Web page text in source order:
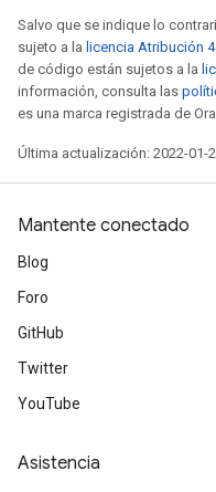
Salvo que se indique lo
sujeto a la licencia Atribución
de código están sujetos a la
información, consulta las
es una marca registrada de
Última actualización: 2022-01-
Mantente conectado
Blog
Foro
GitHub
Twitter
YouTube
Asistencia